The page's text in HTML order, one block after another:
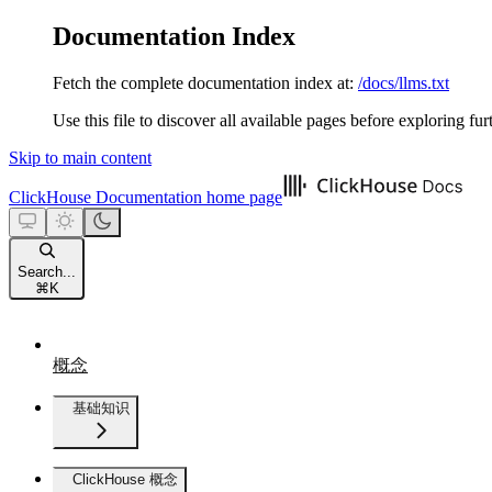
Documentation Index
Fetch the complete documentation index at: /docs/llms.txt
Use this file to discover all available pages before exploring
Skip to main content
ClickHouse Documentation home page
Search...
⌘ K
概念
基础知识
ClickHouse 概念